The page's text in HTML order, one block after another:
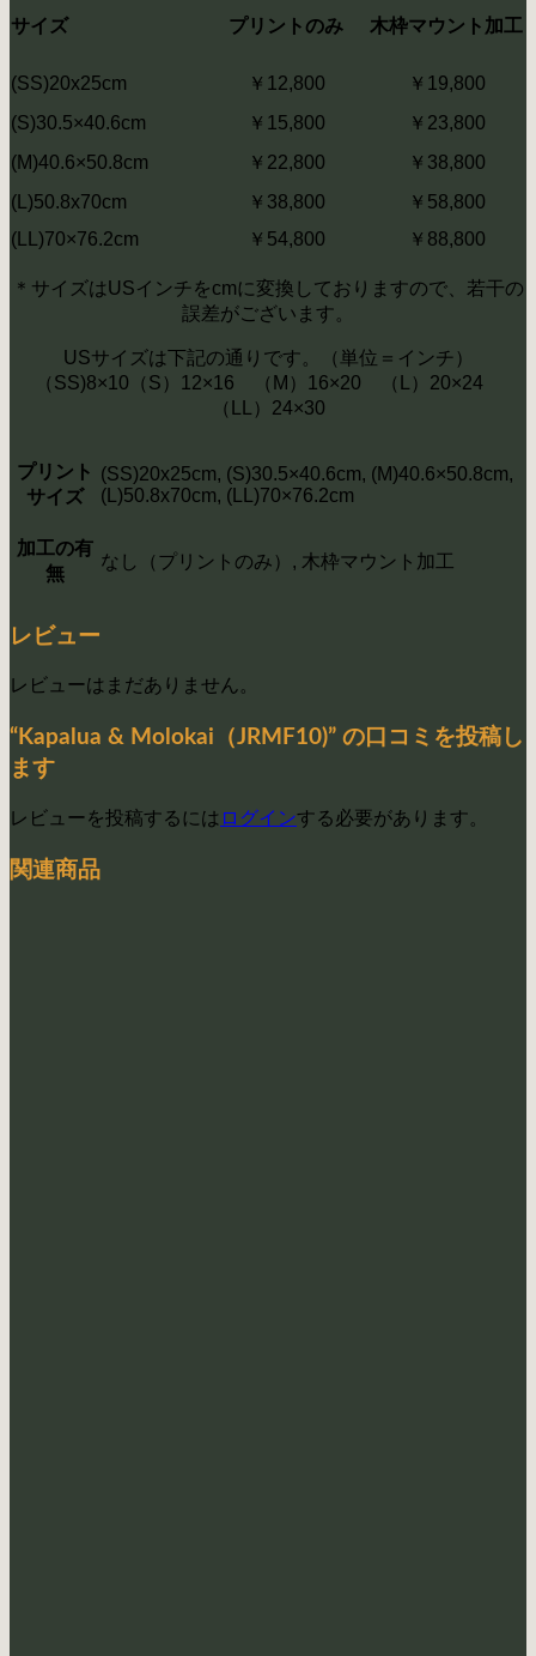
サイズ プリントのみ 木枠マウント加工
(SS)20x25cm ￥12,800
￥19,800
(S)30.5×40.6cm
￥15,800
￥23,800
(M)40.6×50.8cm
￥22,800
￥38,800
(L)50.8x70cm
￥38,800
￥58,800
(LL)70×76.2cm
￥54,800 ￥88,800
＊サイズはUSインチをcmに変換しておりますので、若干の
誤差がございます。
USサイズは下記の通りです。（単位＝インチ）
（SS)8×10（S）12×16 （M）16×20 （L）20×24
（LL）24×30
プリント
サイズ
(SS)20x25cm, (S)30.5×40.6cm, (M)40.6×50.8cm,
(L)50.8x70cm, (LL)70×76.2cm
加工の有
無
なし（プリントのみ）, 木枠マウント加工
レビュー
レビューはまだありません。
“Kapalua & Molokai（JRMF10)” の口コミを投稿し
ます
レビューを投稿するには ログインする必要があります。
関連商品